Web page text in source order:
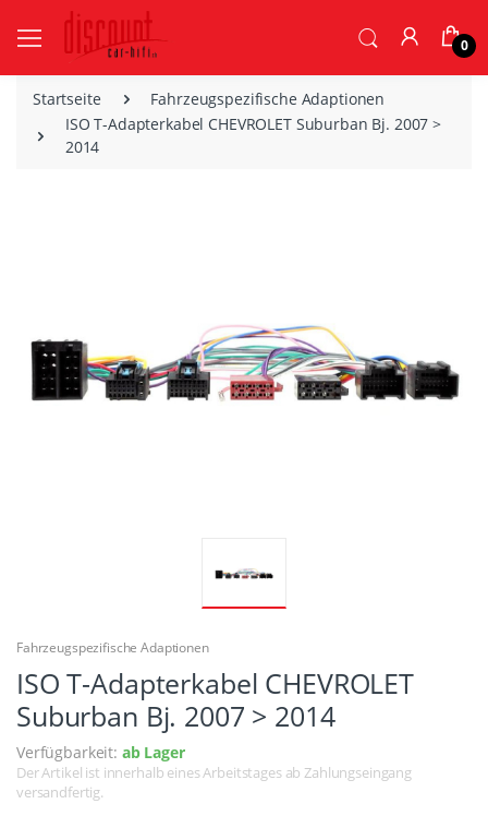
0
Startseite
Fahrzeugspezifische Adaptionen
ISO T-Adapterkabel CHEVROLET Suburban Bj. 2007 >
2014
Fahrzeugspezifische Adaptionen
ISO T-Adapterkabel CHEVROLET
Suburban Bj. 2007 > 2014
Verfügbarkeit: ab Lager
Der Artikel ist innerhalb eines Arbeitstages ab Zahlungseingang
versandfertig.